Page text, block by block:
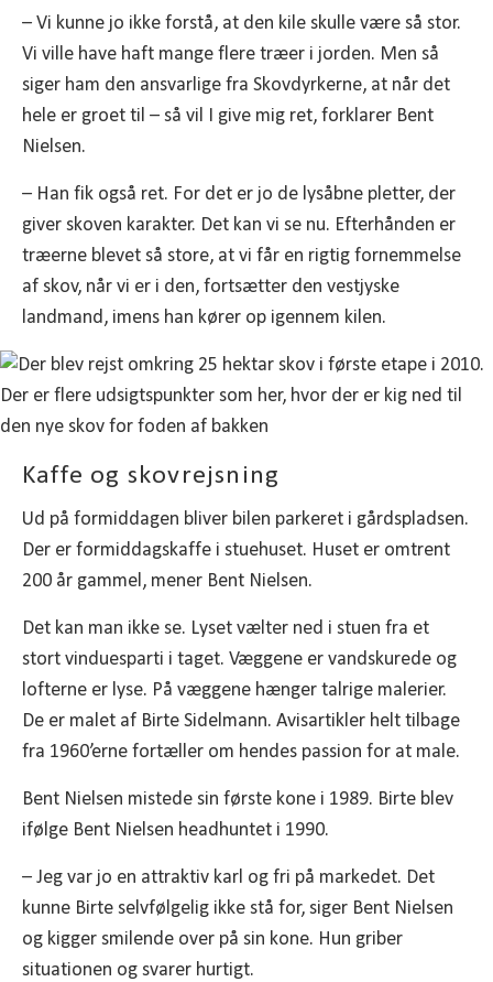
– Vi kunne jo ikke forstå, at den kile skulle være så stor.
Vi ville have haft mange flere træer i jorden. Men så
siger ham den ansvarlige fra Skovdyrkerne, at når det
hele er groet til – så vil I give mig ret, forklarer Bent
Nielsen.
– Han fik også ret. For det er jo de lysåbne pletter, der
giver skoven karakter. Det kan vi se nu. Efterhånden er
træerne blevet så store, at vi får en rigtig fornemmelse
af skov, når vi er i den, fortsætter den vestjyske
landmand, imens han kører op igennem kilen.
Kaffe og skovrejsning
Ud på formiddagen bliver bilen parkeret i gårdspladsen.
Der er formiddagskaffe i stuehuset. Huset er omtrent
200 år gammel, mener Bent Nielsen.
Det kan man ikke se. Lyset vælter ned i stuen fra et
stort vinduesparti i taget. Væggene er vandskurede og
lofterne er lyse. På væggene hænger talrige malerier.
De er malet af Birte Sidelmann. Avisartikler helt tilbage
fra 1960’erne fortæller om hendes passion for at male.
Bent Nielsen mistede sin første kone i 1989. Birte blev
ifølge Bent Nielsen headhuntet i 1990.
– Jeg var jo en attraktiv karl og fri på markedet. Det
kunne Birte selvfølgelig ikke stå for, siger Bent Nielsen
og kigger smilende over på sin kone. Hun griber
situationen og svarer hurtigt.